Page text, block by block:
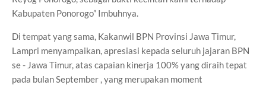
Kabupaten Ponorogo” Imbuhnya.
Di tempat yang sama, Kakanwil BPN Provinsi Jawa Timur,
Lampri menyampaikan, apresiasi kepada seluruh jajaran BPN
se - Jawa Timur, atas capaian kinerja 100% yang diraih tepat
pada bulan September , yang merupakan moment